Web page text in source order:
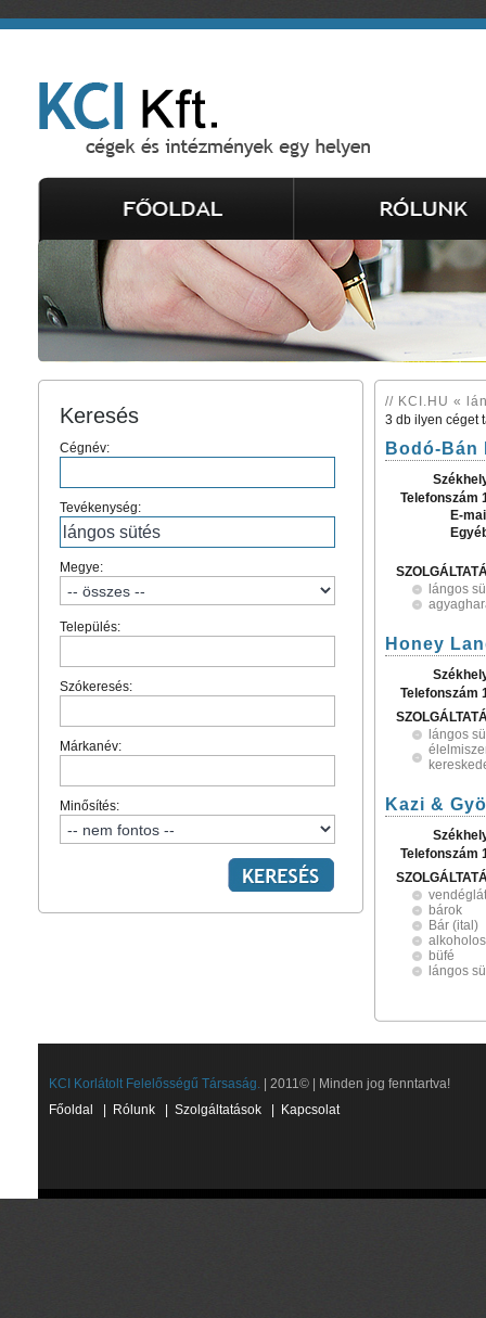
Keresés
Cégnév:
Tevékenység:
Megye:
Település:
Szókeresés:
Márkanév:
Minősítés:
// KCI.HU «
3 db ilyen céget
Bodó-Bán
Telefonszám
E-
lángos
Honey
Telefonszám
lángos
Kazi &
Telefonszám
bárok
Bár (ital)
büfé
lángos
KCI Korlátolt Felelősségű Társaság. | 2011© | Minden jog fenntartva!
Főoldal
Rólunk Szolgáltatások Kapcsolat